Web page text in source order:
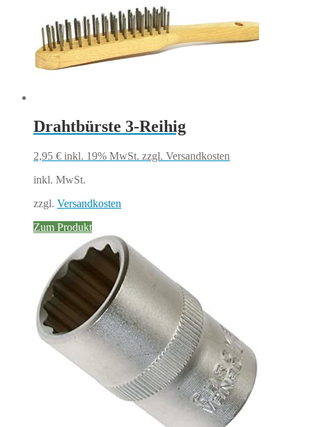
Drahtbürste 3-Reihig
2,95 € inkl. 19% MwSt. zzgl. Versandkosten
inkl. MwSt.
zzgl. Versandkosten
Zum Produkt